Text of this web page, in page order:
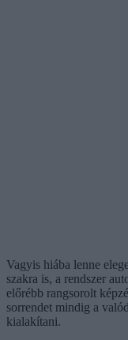
Vagyis hiába lenne
szakra is, a rendszer
előrébb rangsorolt
sorrendet mindig a
kialakítani.